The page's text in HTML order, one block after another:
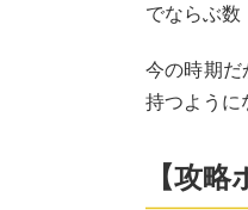
でならぶ数
今の時期だ
持つように
【攻